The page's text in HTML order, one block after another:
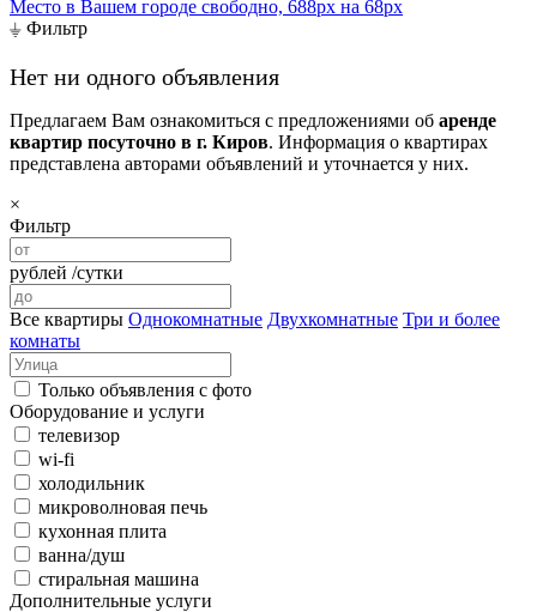
Место в Вашем городе свободно, 688px на 68px
⏚ Фильтр
Нет ни одного объявления
Предлагаем Вам ознакомиться с предложениями об аренде
квартир посуточно в г. Киров. Информация о квартирах
представлена авторами объявлений и уточнается у них.
×
Фильтр
рублей /сутки
Все квартиры Однокомнатные Двухкомнатные Три и более
комнаты
Только объявления с фото
Оборудование и услуги
телевизор
wi-fi
холодильник
микроволновая печь
кухонная плита
ванна/душ
стиральная машина
Дополнительные услуги